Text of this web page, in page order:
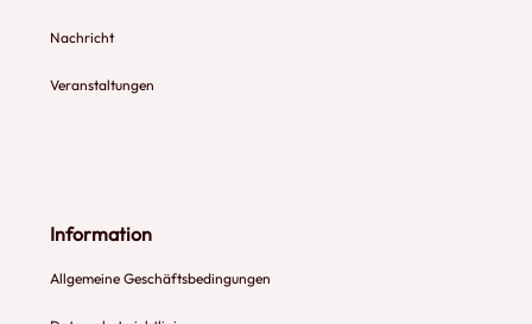
Nachricht
Veranstaltungen
Information
Allgemeine Geschäftsbedingungen